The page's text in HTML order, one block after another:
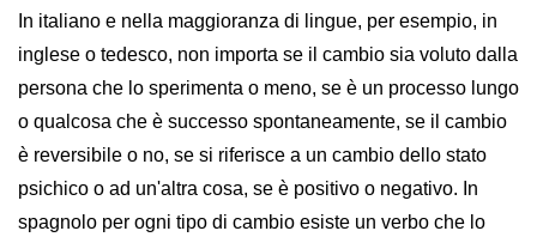
In italiano e nella maggioranza di lingue, per esempio, in
inglese o tedesco, non importa se il cambio sia voluto dalla
persona che lo sperimenta o meno, se è un processo lungo
o qualcosa che è successo spontaneamente, se il cambio
è reversibile o no, se si riferisce a un cambio dello stato
psichico o ad un'altra cosa, se è positivo o negativo. In
spagnolo per ogni tipo di cambio esiste un verbo che lo